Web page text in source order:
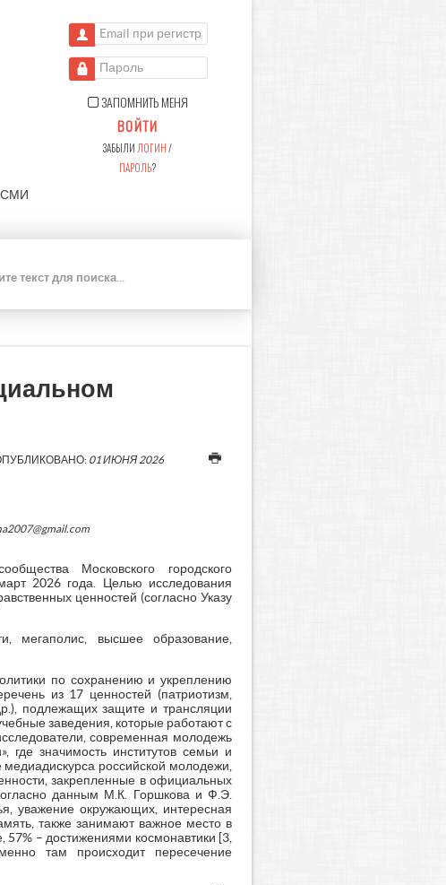
СМИ
Email при регистрации
Пароль
ЗАПОМНИТЬ МЕНЯ
ВОЙТИ
ЗАБЫЛИ ЛОГИН/
ПАРОЛЬ?
К
01 ИЮНЯ 2026
Московского городского
2026 года. Целью исследования
ценностей (согласно Указу
мегаполис, высшее образование,
по сохранению и укреплению
из 17 ценностей (патриотизм,
подлежащих защите и трансляции
заведения, которые работают с
современная молодежь
значимость институтов семьи и
российской молодежи,
закрепленные в официальных
данным М.К. Горшкова и Ф.Э.
уважение окружающих, интересная
также занимают важное место в
– достижениями космонавтики [3,
там происходит пересечение